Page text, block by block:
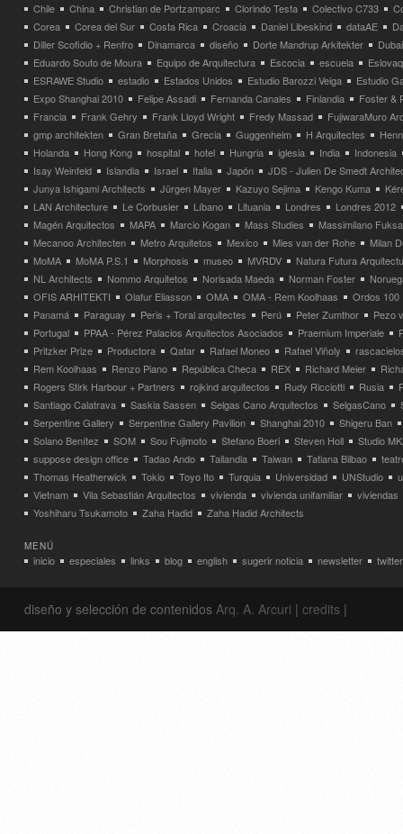
Chile
China Christian de Portzamparc Clorindo Testa Colectivo C733
Corea
Corea del Sur Costa Rica Croacia Daniel Libeskind dataAE
Diller Scofidio + Renfro
Dinamarca diseño Dorte Mandrup Arkitekter
Dubai
Eduardo Souto de Moura
Equipo de Arquitectura Escocia escuela
ESRAWE Studio
estadio Estados Unidos Estudio Barozzi Veiga
Estudio
Expo Shanghai 2010
Felipe Assadi Fernanda Canales Finlandia
Foster &
Francia
Frank Gehry Frank Lloyd Wright Fredy Massad
FujiwaraMuro
gmp architekten
Gran Bretaña Grecia Guggenheim H Arquitectes
Holanda
Hong Kong hospital hotel Hungria iglesia India
Indonesia
Isay Weinfeld
Islandia Israel Italia Japón
JDS - Julien De Smedt
Junya Ishigami Architects
Jürgen Mayer Kazuyo Sejima Kengo Kuma
LAN Architecture
Le Corbusier Líbano Lituania Londres
Londres 2012
Magén Arquitectos
MAPA Marcio Kogan Mass Studies
Massimilano
Mecanoo Architecten
Metro Arquitetos Mexico Mies van der Rohe
Milan
MoMA
MoMA P.S.1 Morphosis museo MVRDV
Natura Futura
NL Architects
Nommo Arquitetos Norisada Maeda Norman Foster
OFIS ARHITEKTI
Olafur Eliasson OMA OMA - Rem Koolhaas
Ordos 100
Panamá
Paraguay Peris + Toral arquitectes Perú Peter Zumthor
Pezo
Portugal
PPAA - Pérez Palacios Arquitectos Asociados Praemium Imperiale
Pritzker Prize
Productora Qatar Rafael Moneo Rafael Viñoly
Rem Koolhaas
Renzo Piano República Checa REX Richard Meier
Rogers Stirk Harbour + Partners
rojkind arquitectos Rudy Ricciotti Rusia
Santiago Calatrava
Saskia Sassen Selgas Cano Arquitectos SelgasCano
Serpentine Gallery
Serpentine Gallery Pavilion Shanghai 2010
Shigeru Ban
Solano Benítez
SOM Sou Fujimoto Stefano Boeri Steven Holl
Studio
suppose design office
Tadao Ando Tailandia Taiwan Tatiana Bilbao
Thomas Heatherwick
Tokio Toyo Ito Turquia Universidad UNStudio
Vietnam
Vila Sebastián Arquitectos vivienda vivienda unifamiliar
viviendas
Yoshiharu Tsukamoto
Zaha Hadid Zaha Hadid Architects
MENÚ
inicio especiales links blog english sugerir noticia newsletter twitter
diseño y selección de contenidos Arq. A. Arcuri | credits |